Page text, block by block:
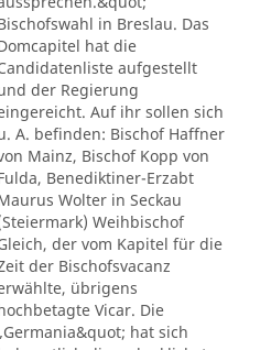
in Breslau. Das
hat die
aufgestellt
der Regierung
Auf ihr sollen sich
A. befinden: Bischof Haffner
Mainz, Bischof Kopp von
Benediktiner-Erzabt
Wolter in Seckau
Weihbischof
der vom Kapitel für die
der Bischofsvacanz
übrigens
Vicar. Die
hat sich